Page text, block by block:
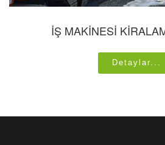
İŞ MAKİNESİ
Detaylar...